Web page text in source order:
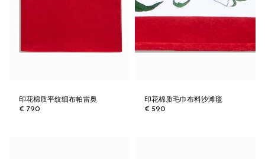
印花棉质平纹细布帕雷奥
€ 790
印花棉质毛巾布料沙滩毯
€ 590